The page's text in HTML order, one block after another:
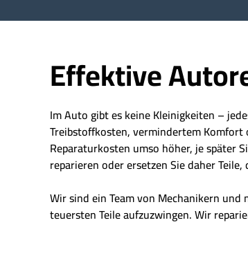
Effektive
Im Auto gibt es keine Kleinigkeiten –
Treibstoffkosten, vermindertem
Reparaturkosten umso höher, je später
reparieren oder ersetzen Sie daher
Wir sind ein Team von Mechanikern
teuersten Teile aufzuzwingen. Wir